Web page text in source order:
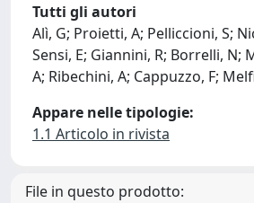
Tutti gli autori
Alì, G; Proietti, A; Pelliccioni, S;
Sensi, E; Giannini, R; Borrelli, N;
A; Ribechini, A; Cappuzzo, F;
Appare nelle tipologie:
1.1 Articolo in rivista
File in questo prodotto: